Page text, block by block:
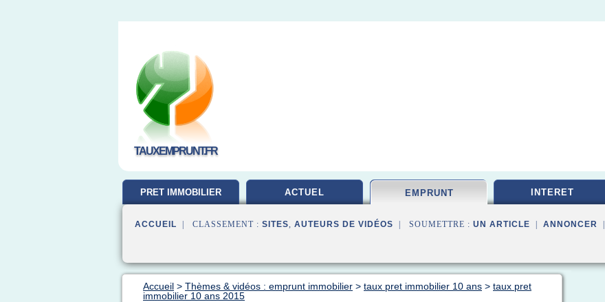
TAUXEMPRUNT.FR
PRET IMMOBILIER ACTUEL EMPRUNT INTERET
ACCUEIL | CLASSEMENT : SITES, AUTEURS DE VIDÉOS | SOUMETTRE : UN ARTICLE ANNONCER
Accueil > Thèmes & vidéos : emprunt immobilier > taux pret immobilier 10 ans > taux pret
immobilier 10 ans 2015